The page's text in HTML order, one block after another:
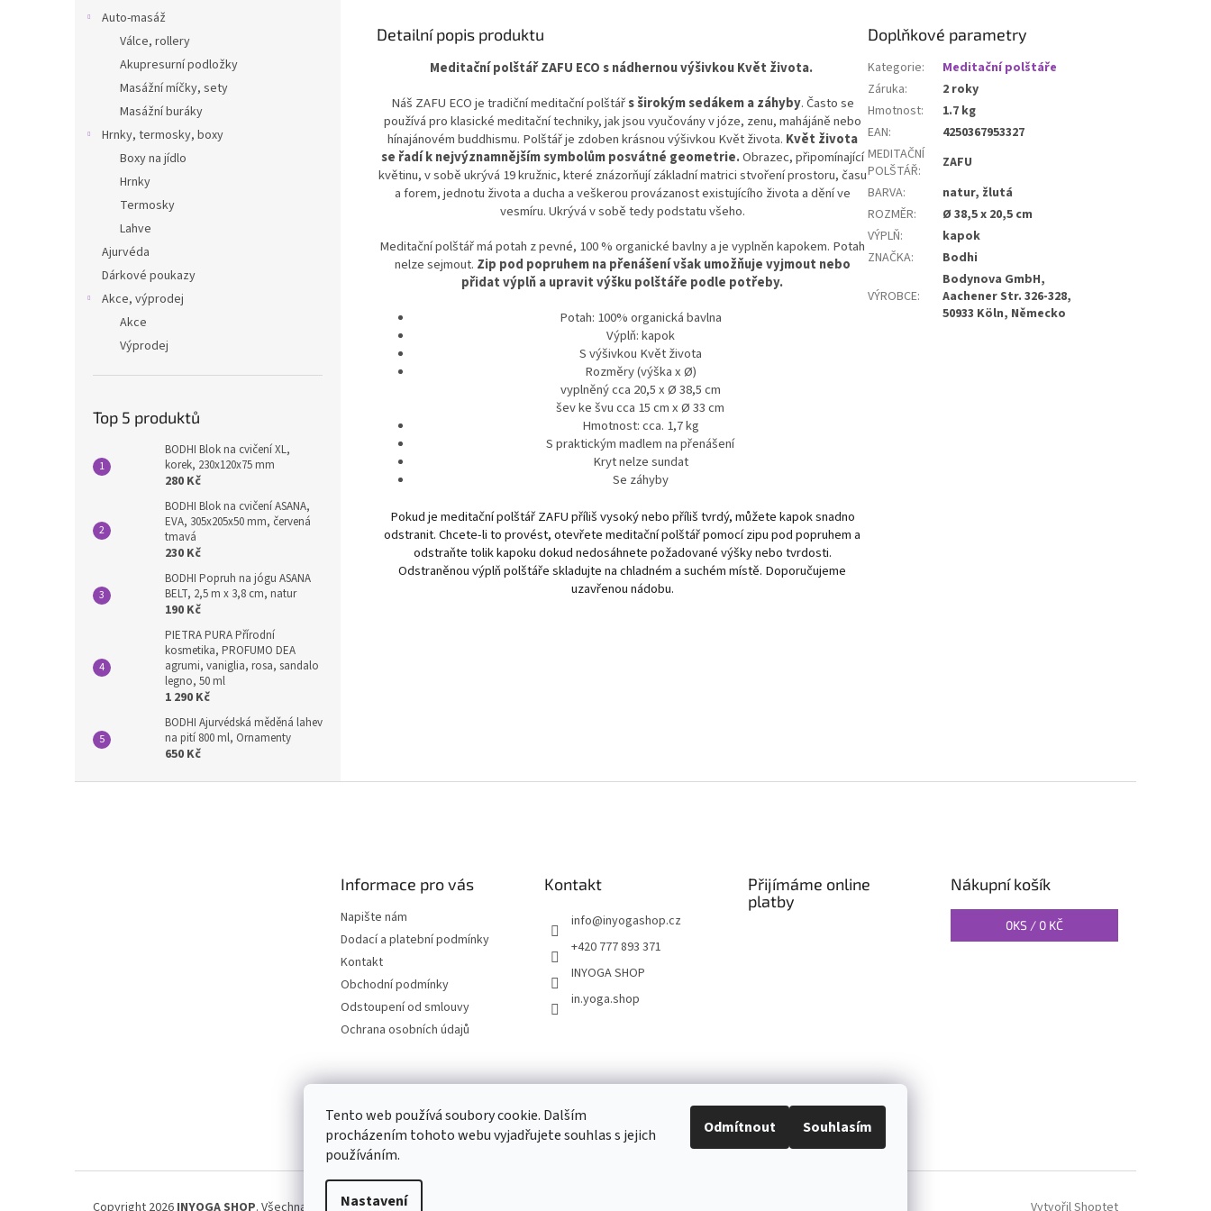
Tento web používá soubory cookie. Dalším
procházením tohoto webu vyjadřujete souhlas s jejich
používáním.
Nastavení
Odmítnout Souhlasím
Auto-masáž
Válce, rollery
Akupresurní podložky
Masážní míčky, sety
Masážní buráky
Hrnky, termosky, boxy
Boxy na jídlo
Hrnky
Termosky
Lahve
Ajurvéda
Dárkové poukazy
Akce, výprodej
Akce
Výprodej
Top 5 produktů
BODHI Blok na cvičení XL,
korek, 230x120x75 mm
280 Kč
BODHI Blok na cvičení ASANA,
EVA, 305x205x50 mm, červená
tmavá
230 Kč
BODHI Popruh na jógu ASANA
BELT, 2,5 m x 3,8 cm, natur
190 Kč
PIETRA PURA Přírodní
kosmetika, PROFUMO DEA
agrumi, vaniglia, rosa, sandalo
legno, 50 ml
1 290 Kč
BODHI Ajurvédská měděná lahev
na pití 800 ml, Ornamenty
650 Kč
Detailní popis produktu
Meditační polštář ZAFU ECO s nádhernou výšivkou Květ života.
Náš ZAFU ECO je tradiční meditační polštářs širokým sedákem a záhyby. Často se
používá pro klasické meditační techniky, jak jsou vyučovány v józe, zenu, mahájáně nebo
hínajánovém buddhismu. Polštář je zdoben krásnou výšivkou Květ života. Květ života
se řadí k nejvýznamnějším symbolům posvátné geometrie.Obrazec, připomínající
květinu, v sobě ukrývá 19 kružnic, které znázorňují základní matrici stvoření prostoru, času
a forem, jednotu života a ducha a veškerou provázanost existujícího života a dění ve
vesmíru. Ukrývá v sobě tedy podstatu všeho.
Meditační polštář má potah z pevné, 100 % organické bavlny a je vyplněn kapokem. Potah
nelze sejmout. Zip pod popruhem na přenášení však umožňuje vyjmout nebo
přidat výplň a upravit výšku polštáře podle potřeby.
Potah: 100% organická bavlna
Výplň: kapok
S výšivkou Květ života
Rozměry (výška x Ø)
vyplněný cca 20,5 x Ø 38,5 cm
šev ke švu cca 15 cm x Ø 33 cm
Hmotnost: cca. 1,7 kg
S praktickým madlem na přenášení
Kryt nelze sundat
Se záhyby
Pokud je meditační polštář ZAFU příliš vysoký nebo příliš tvrdý, můžete kapok snadno
odstranit. Chcete-li to provést, otevřete meditační polštář pomocí zipu pod popruhem a
odstraňte tolik kapoku dokud nedosáhnete požadované výšky nebo tvrdosti.
Odstraněnou výplň polštáře skladujte na chladném a suchém místě. Doporučujeme
uzavřenou nádobu.
Doplňkové parametry
Kategorie:
Meditační polštáře
Záruka:
2 roky
Hmotnost:
1.7 kg
EAN:
4250367953327
MEDITAČNÍ
POLŠTÁŘ:
ZAFU
BARVA:
natur, žlutá
ROZMĚR:
Ø 38,5 x 20,5 cm
VÝPLŇ:
kapok
ZNAČKA: Bodhi
VÝROBCE:
Bodynova GmbH,
Aachener Str. 326-328,
50933 Köln, Německo
Informace pro vás
Napište nám
Dodací a platební podmínky
Kontakt
Obchodní podmínky
Odstoupení od smlouvy
Ochrana osobních údajů
Kontakt
info@inyogashop.cz
+420 777 893 371
INYOGA SHOP
in.yoga.shop
Přijímáme online
platby
Nákupní košík
0KS / 0 KČ
Kontakt
Vytvořil Shoptet
Copyright 2026 INYOGA SHOP. Všechna práva vyhrazena.Upravit nastavení cookies